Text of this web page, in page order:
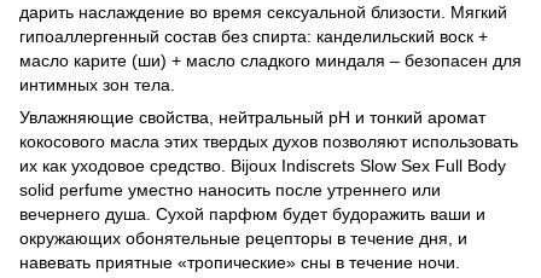
дарить наслаждение во время сексуальной близости. Мягкий
гипоаллергенный состав без спирта: канделильский воск +
масло карите (ши) + масло сладкого миндаля – безопасен для
интимных зон тела.
Увлажняющие свойства, нейтральный pH и тонкий аромат
кокосового масла этих твердых духов позволяют использовать
их как уходовое средство. Bijoux Indiscrets Slow Sex Full Body
solid perfume уместно наносить после утреннего или
вечернего душа. Сухой парфюм будет будоражить ваши и
окружающих обонятельные рецепторы в течение дня, и
навевать приятные «тропические» сны в течение ночи.